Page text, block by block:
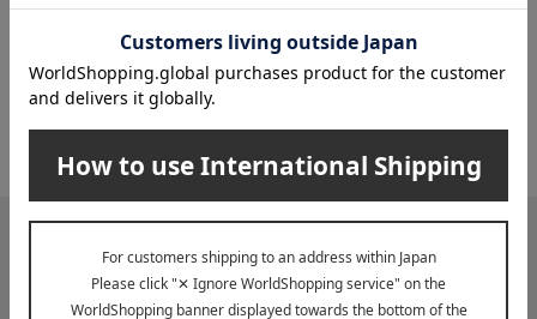
4件 (1/1ページ）
その他のカテゴリ
ボウル・鉢・椀 ティー・コーヒーグッズ・茶器
メールマガジン